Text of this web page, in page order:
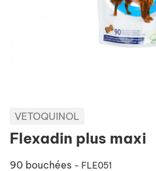
VETOQUINOL
Flexadin plus maxi
90 bouchées - FLE051